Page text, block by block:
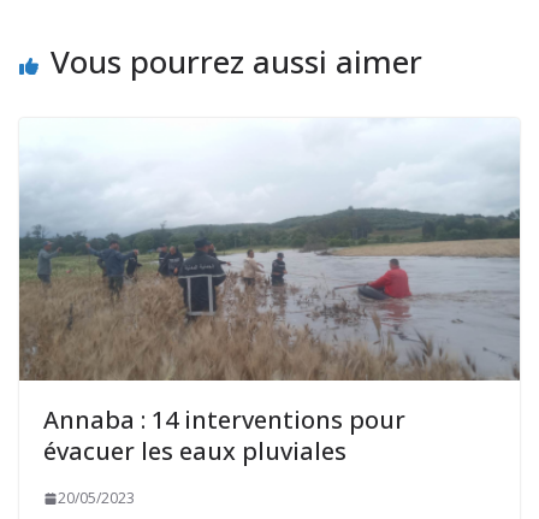
Vous pourrez aussi aimer
Annaba : 14 interventions pour
évacuer les eaux pluviales
20/05/2023